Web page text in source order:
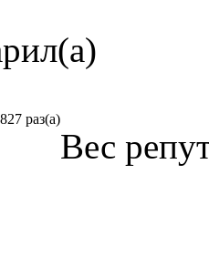
раз(а)
Вес